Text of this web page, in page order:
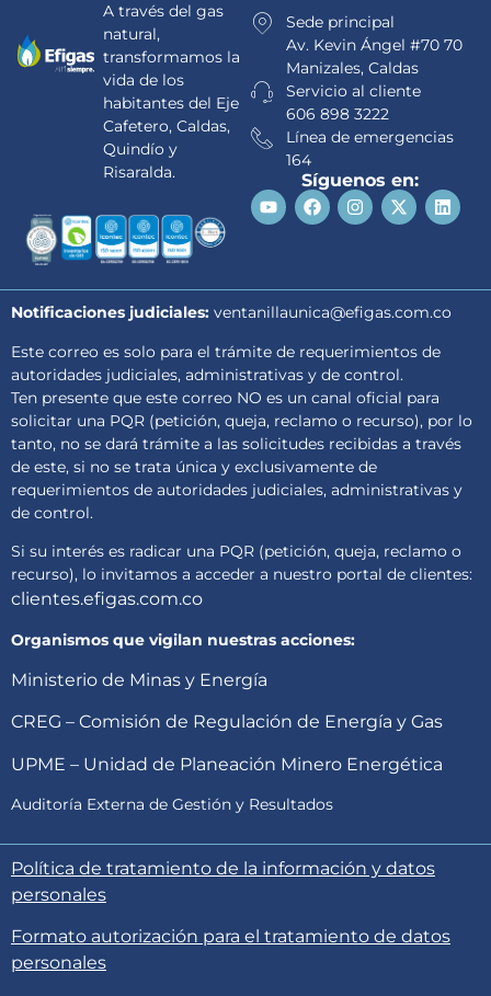
A través del gas
natural,
transformamos la
vida de los
habitantes del Eje
Cafetero, Caldas,
Quindío y
Risaralda.
Sede principal
Av. Kevin Ángel #70 70
Manizales, Caldas
Servicio al cliente
606 898 3222
Línea de emergencias
164
Síguenos en:
Notificaciones judiciales: ventanillaunica@efigas.com.co
Este correo es solo para el trámite de requerimientos de
autoridades judiciales, administrativas y de control.
Ten presente que este correo NO es un canal oficial para
solicitar una PQR (petición, queja, reclamo o recurso), por lo
tanto, no se dará trámite a las solicitudes recibidas a través
de este, si no se trata única y exclusivamente de
requerimientos de autoridades judiciales, administrativas y
de control.
Si su interés es radicar una PQR (petición, queja, reclamo o
recurso), lo invitamos a acceder a nuestro portal de clientes:
clientes.efigas.com.co
Organismos que vigilan nuestras acciones:
Ministerio de Minas y Energía
CREG – Comisión de Regulación de Energía y Gas
UPME – Unidad de Planeación Minero Energética
Auditoría Externa de Gestión y Resultados
Política de tratamiento de la información y datos
personales
Formato autorización para el tratamiento de datos
personales